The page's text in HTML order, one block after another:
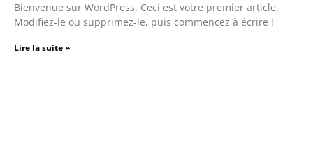
Bienvenue sur WordPress. Ceci est votre premier article.
Modifiez-le ou supprimez-le, puis commencez à écrire !
Lire la suite »